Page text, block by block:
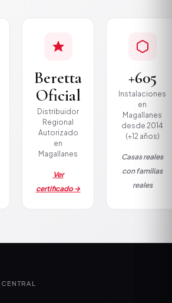
Beretta
Oficial
Distribuidor
Regional
Autorizado
en
Magallanes
Ver
certificado →
+605
Instalaciones
en
Magallanes
desde 2014
(+12 años)
Casas reales
con familias
reales